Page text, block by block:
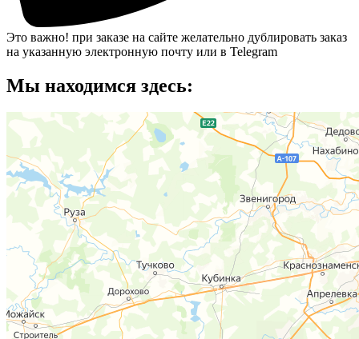
Это важно! при заказе на сайте желательно дублировать заказ
на указанную электронную почту или в Telegram
Мы находимся здесь: